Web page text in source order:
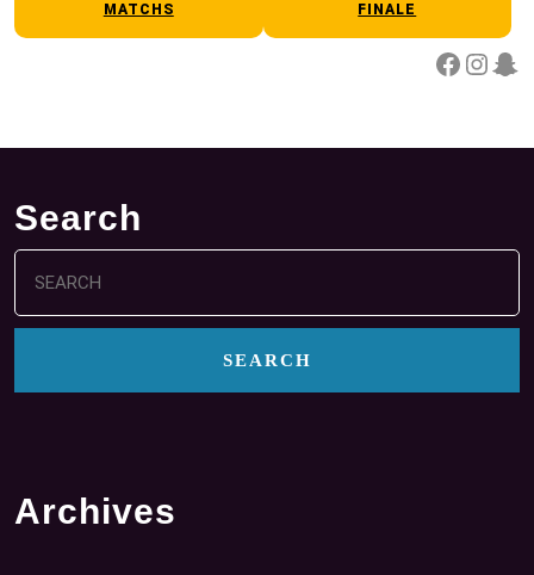
MATCHS FINALE
Facebook InstagramSnapchat
Search
Search
for:
Archives